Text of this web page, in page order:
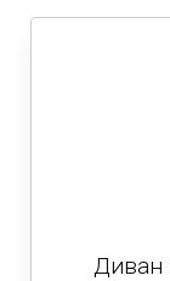
Диван